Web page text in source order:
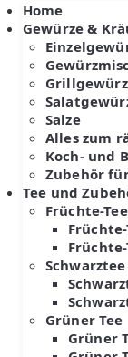
Home
Gewürze &
Salze
Alles zum
Koch- und
Zubehör
Tee und
Früchte-Tee
Schwarztee
Grüner Tee
Grüner